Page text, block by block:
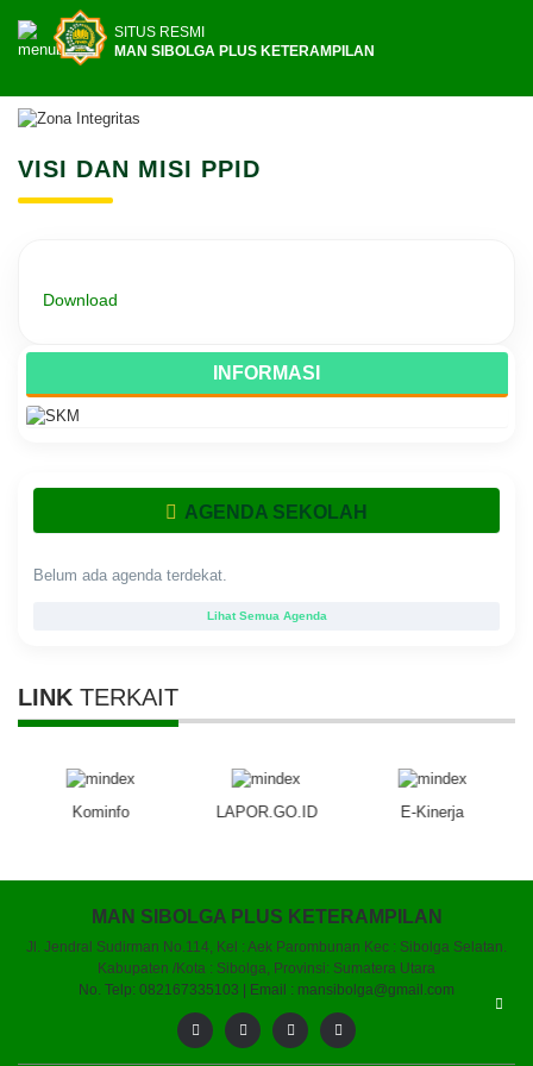
SITUS RESMI
MAN SIBOLGA PLUS KETERAMPILAN
VISI DAN MISI PPID
Download
INFORMASI
AGENDA SEKOLAH
Belum ada agenda terdekat.
Lihat Semua Agenda
LINK TERKAIT
Kominfo LAPOR.GO.ID E-Kinerja
MAN SIBOLGA PLUS KETERAMPILAN
Jl. Jendral Sudirman No.114, Kel : Aek Parombunan Kec : Sibolga Selatan.
Kabupaten /Kota : Sibolga, Provinsi: Sumatera Utara
No. Telp: 082167335103 | Email : mansibolga@gmail.com